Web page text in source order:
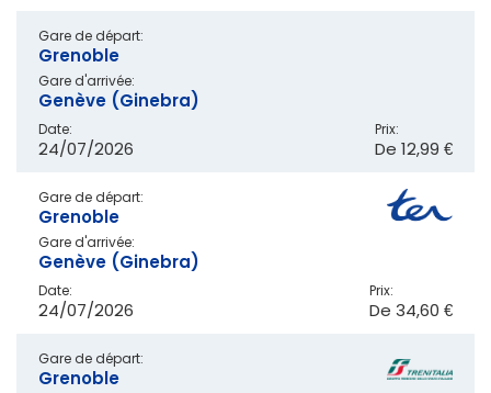
Gare de départ:
Grenoble
Gare d'arrivée:
Genève (Ginebra)
Date:
24/07/2026
Prix:
De 12,99 €
Gare de départ:
Grenoble
Gare d'arrivée:
Genève (Ginebra)
Date:
24/07/2026
Prix:
De 34,60 €
Gare de départ:
Grenoble